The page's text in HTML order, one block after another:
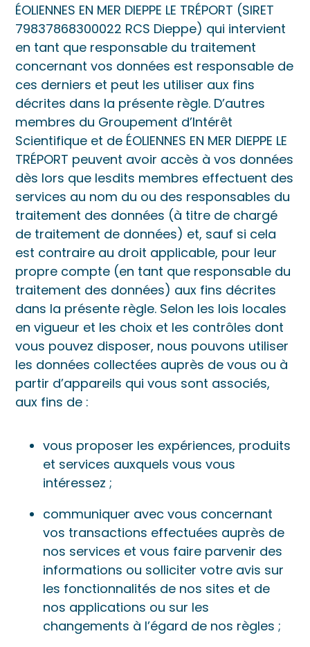
ÉOLIENNES EN MER DIEPPE LE TRÉPORT (SIRET
79837868300022 RCS Dieppe) qui intervient
en tant que responsable du traitement
concernant vos données est responsable de
ces derniers et peut les utiliser aux fins
décrites dans la présente règle. D’autres
membres du Groupement d’Intérêt
Scientifique et de ÉOLIENNES EN MER DIEPPE LE
TRÉPORT peuvent avoir accès à vos données
dès lors que lesdits membres effectuent des
services au nom du ou des responsables du
traitement des données (à titre de chargé
de traitement de données) et, sauf si cela
est contraire au droit applicable, pour leur
propre compte (en tant que responsable du
traitement des données) aux fins décrites
dans la présente règle. Selon les lois locales
en vigueur et les choix et les contrôles dont
vous pouvez disposer, nous pouvons utiliser
les données collectées auprès de vous ou à
partir d’appareils qui vous sont associés,
aux fins de :
vous proposer les expériences, produits
et services auxquels vous vous
intéressez ;
communiquer avec vous concernant
vos transactions effectuées auprès de
nos services et vous faire parvenir des
informations ou solliciter votre avis sur
les fonctionnalités de nos sites et de
nos applications ou sur les
changements à l’égard de nos règles ;